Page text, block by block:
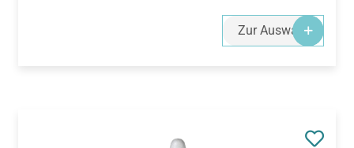
Zur Auswahl